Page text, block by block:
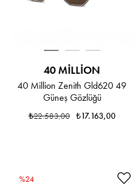
40 MILLION
40 Million Zenith Gld620 49
Güneş Gözlüğü
₺17.163,00
₺22.583,00
%24